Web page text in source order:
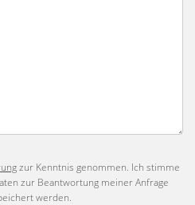
zur Kenntnis genommen. Ich stimme
zur Beantwortung meiner Anfrage
werden.